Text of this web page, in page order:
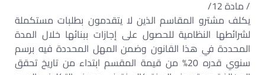
/ مادة 12/
يكلف مشترو المقاسم الذين لا يتقدمون بطلبات مستكملة
لشرائطها النظامية للحصول على إجازات ببنائها خلال المدة
المحددة في هذا القانون وضمن المهل المحددة فيه برسم
سنوي قدره 20% من قيمة المقسم ابتداء من تاريخ تحقق